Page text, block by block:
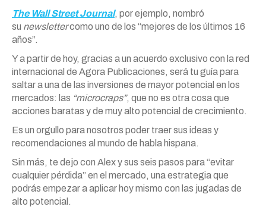
The Wall Street Journal, por ejemplo, nombró
su newslettercomo uno de los “mejores de los últimos 16
años”.
Y a partir de hoy, gracias a un acuerdo exclusivo con la red
internacional de Agora Publicaciones, será tu guía para
saltar a una de las inversiones de mayor potencial en los
mercados: las “microcraps”, que no es otra cosa que
acciones baratas y de muy alto potencial de crecimiento.
Es un orgullo para nosotros poder traer sus ideas y
recomendaciones al mundo de habla hispana.
Sin más, te dejo con Alexy sus seis pasos para “evitar
cualquier pérdida” en el mercado, una estrategia que
podrás empezar a aplicar hoy mismo con las jugadas de
alto potencial.